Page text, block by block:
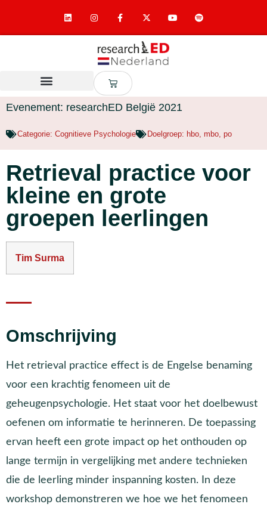
Evenement: researchED België 2021
Categorie: Cognitieve Psychologie Doelgroep: hbo mbo po
Retrieval practice voor
kleine en grote
groepen leerlingen
Tim Surma
Omschrijving
Het retrieval practice effect is de Engelse benaming
voor een krachtig fenomeen uit de
geheugenpsychologie. Het staat voor het doelbewust
oefenen om informatie te herinneren. De toepassing
ervan heeft een grote impact op het onthouden op
lange termijn in vergelijking met andere technieken
die de leerling minder inspanning kosten. In deze
workshop demonstreren we hoe we het fenomeen